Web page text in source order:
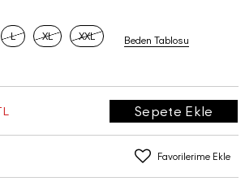
L XL
XXL
Beden Tablosu
Favorilerime Ekle
Sepete Ekle